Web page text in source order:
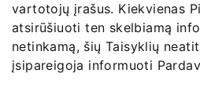
vartotojų įrašus. Kiekvienas
atsirūšiuoti ten skelbiamą
netinkamą, šių Taisyklių
įsipareigoja informuoti